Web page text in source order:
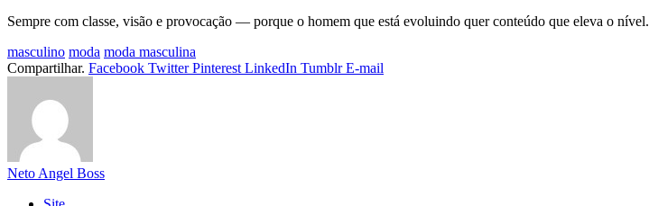
Sempre com classe, visão e provocação — porque o homem que está evoluindo quer conteúdo que eleva o nível.
masculino moda moda masculina
Compartilhar. Facebook Twitter Pinterest LinkedIn Tumblr E-mail
Neto Angel Boss